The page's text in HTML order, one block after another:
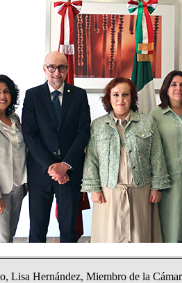
Lisa Hernández, Miembro de la